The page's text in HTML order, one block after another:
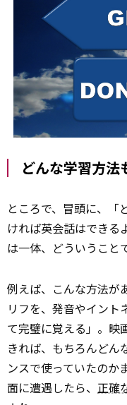
どんな学習方法
ところで、冒頭に、「
ければ英会話はできる
は一体、どういうこと
例えば、こんな方法が
リフを、発音やイント
て完璧に覚える」。映
きれば、もちろんどん
ンスで使っていたのか
面に遭遇したら、 正確